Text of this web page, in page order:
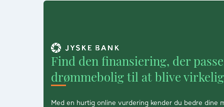
Find den finansiering, der
drømmebolig til at blive
Med en hurtig online vurdering kender du bedre dine